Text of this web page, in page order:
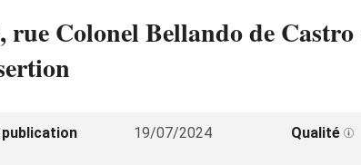
Colonel Bellando de
publication 19/07/2024 Qualité